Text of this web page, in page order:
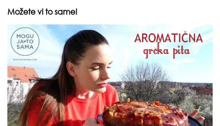
Možete vi to same!